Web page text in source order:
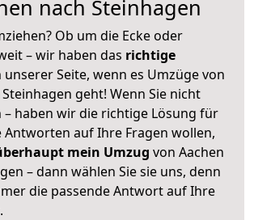
nach Steinhagen
Ob um die Ecke oder
– wir haben das richtige
unserer Seite, wenn es Umzüge von
geht! Wenn Sie nicht
haben wir die richtige Lösung für
Antworten auf Ihre Fragen wollen,
mein Umzug von Aachen
– dann wählen Sie sie uns, denn
die passende Antwort auf Ihre